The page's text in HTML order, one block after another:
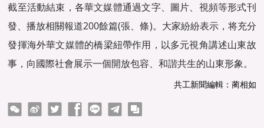
截至活動結束，各華文媒體通過文字、圖片、視頻等形式刊
發、播放相關報道200餘篇(張、條)。大家紛紛表示，将充分
發揮海外華文媒體的橋梁紐帶作用，以多元視角講述山東故
事，向國際社會展示一個開放包容、和諧共生的山東形象。
共工新聞編輯：蔺相如
linetelegram copy